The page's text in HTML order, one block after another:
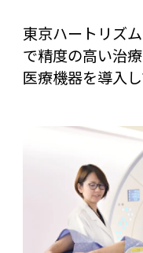
東京ハートリズ
で精度の高い治
医療機器を導入し